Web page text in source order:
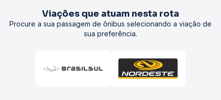
Viações que atuam nesta rota
Procure a sua passagem de ônibus selecionando a viação de
sua preferência.